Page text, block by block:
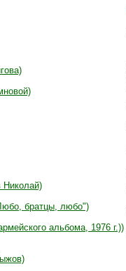
Николай)
братцы, любо")
альбома, 1976 г.))